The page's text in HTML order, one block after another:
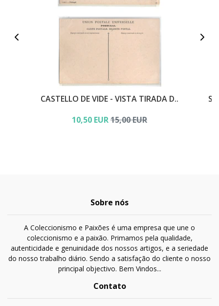
CASTELLO DE VIDE - VISTA TIRADA D..
10,50 EUR15,00 EUR
Sobre nós
A Coleccionismo e Paixões é uma empresa que une o
coleccionismo e a paixão. Primamos pela qualidade,
autenticidade e genuinidade dos nossos artigos, e a seriedade
do nosso trabalho diário. Sendo a satisfação do cliente o nosso
principal objectivo. Bem Vindos...
Contato